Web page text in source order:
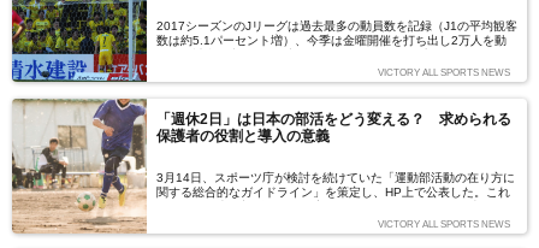
2017シーズンのJリーグは過去最多の動員数を記録（J1の平均観客
数は約5.1パーセント増）、今季は金曜開催を打ち出し2万人を動
要な打ち手を全クラブが打てているわけでは当然ありません。（構
成・文：レジー、笹生心太）
VICTORY ALL SPORTS NEWS
「週休2日」は日本の部活をどう変える？ 求められる
保護者の役割と導入の意義
3月14日、スポーツ庁が検討を続けていた「運動部活動の在り方に
関する総合的なガイドライン」を策定し、HP上で公表した。これ
どものスポーツからプロスポーツに至るまで取材を続ける谷口輝世
子さんに、米国のユーススポーツ事情と、ガイドライン策定によっ
VICTORY ALL SPORTS NEWS